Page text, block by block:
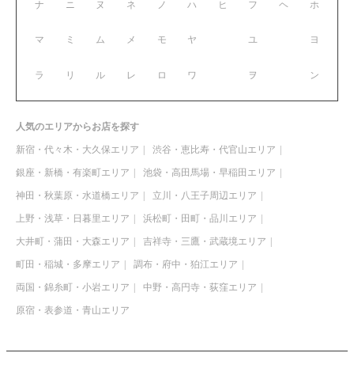
ナ ニ ヌ ネ ノ
マ ミ ム メ モ
ラ リ ル レ ロ
ハ ヒ フ ヘ ホ
ヤ ユ ヨ
ワ ヲ ン
人気のエリアからお店を探す
新宿・代々木・大久保エリア 渋谷・恵比寿・代官山エリア
銀座・新橋・有楽町エリア 池袋・高田馬場・早稲田エリア
神田・秋葉原・水道橋エリア 立川・八王子周辺エリア
上野・浅草・日暮里エリア 浜松町・田町・品川エリア
大井町・蒲田・大森エリア 吉祥寺・三鷹・武蔵境エリア
町田・稲城・多摩エリア 調布・府中・狛江エリア
両国・錦糸町・小岩エリア 中野・高円寺・荻窪エリア
原宿・表参道・青山エリア